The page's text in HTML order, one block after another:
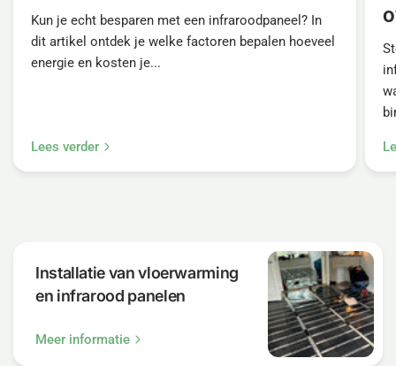
Kun je echt besparen met een infraroodpaneel? In
dit artikel ontdek je welke factoren bepalen hoeveel
energie en kosten je...
Lees verder
Installatie van vloerwarming
en infrarood panelen
Meer informatie